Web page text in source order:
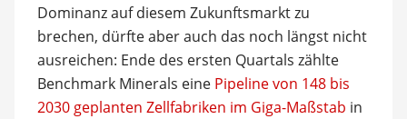
Dominanz auf diesem Zukunftsmarkt zu
brechen, dürfte aber auch das noch längst nicht
ausreichen: Ende des ersten Quartals zählte
Benchmark Minerals eine Pipeline von 148 bis
2030 geplanten Zellfabriken im Giga-Maßstab in